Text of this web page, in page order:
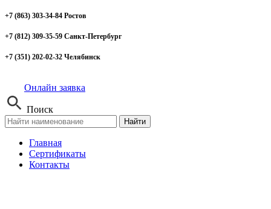
+7 (863) 303-34-84 Ростов
+7 (812) 309-35-59 Санкт-Петербург
+7 (351) 202-02-32 Челябинск
Онлайн заявка
Поиск
Найти
Главная
Сертификаты
Контакты